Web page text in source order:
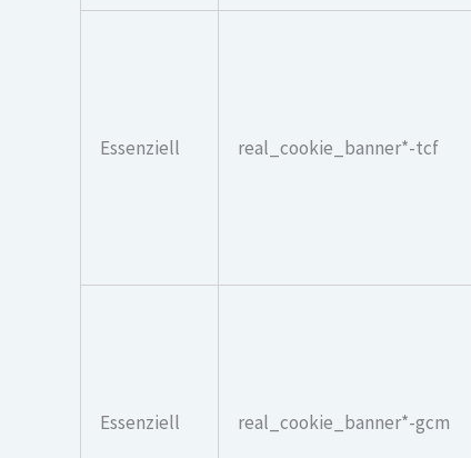
Essenziell real_cookie_banner*-tcf
Essenziell real_cookie_banner*-gcm